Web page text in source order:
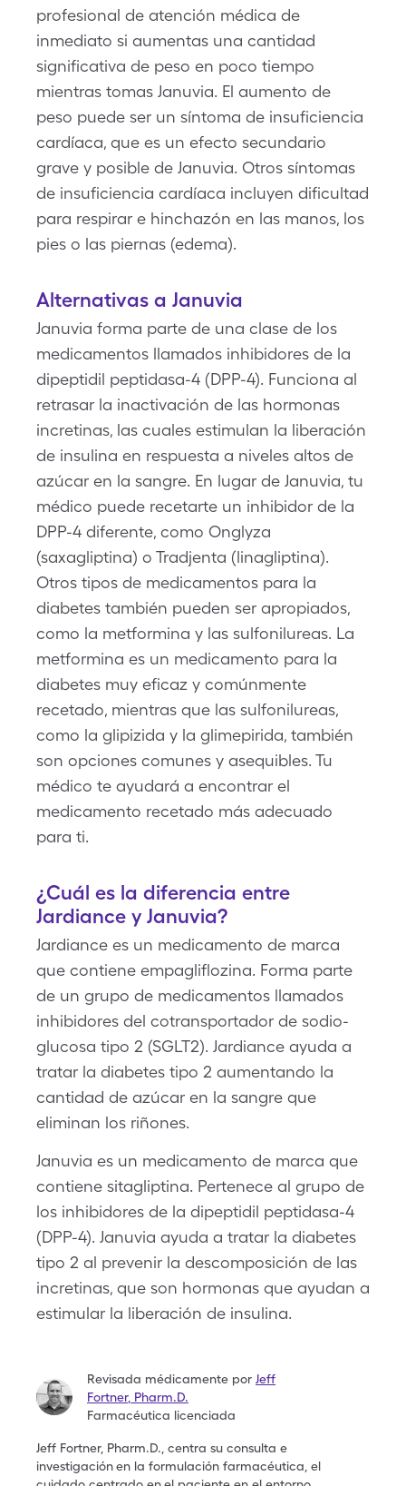
profesional de atención médica de
inmediato si aumentas una cantidad
significativa de peso en poco tiempo
mientras tomas Januvia. El aumento de
peso puede ser un síntoma de insuficiencia
cardíaca, que es un efecto secundario
grave y posible de Januvia. Otros síntomas
de insuficiencia cardíaca incluyen dificultad
para respirar e hinchazón en las manos, los
pies o las piernas (edema).
Alternativas a Januvia
Januvia forma parte de una clase de los
medicamentos llamados inhibidores de la
dipeptidil peptidasa-4 (DPP-4). Funciona al
retrasar la inactivación de las hormonas
incretinas, las cuales estimulan la liberación
de insulina en respuesta a niveles altos de
azúcar en la sangre. En lugar de Januvia, tu
médico puede recetarte un inhibidor de la
DPP-4 diferente, como Onglyza
(saxagliptina) o Tradjenta (linagliptina).
Otros tipos de medicamentos para la
diabetes también pueden ser apropiados,
como la metformina y las sulfonilureas. La
metformina es un medicamento para la
diabetes muy eficaz y comúnmente
recetado, mientras que las sulfonilureas,
como la glipizida y la glimepirida, también
son opciones comunes y asequibles. Tu
médico te ayudará a encontrar el
medicamento recetado más adecuado
para ti.
¿Cuál es la diferencia entre
Jardiance y Januvia?
Jardiance es un medicamento de marca
que contiene empagliflozina. Forma parte
de un grupo de medicamentos llamados
inhibidores del cotransportador de sodio-
glucosa tipo 2 (SGLT2). Jardiance ayuda a
tratar la diabetes tipo 2 aumentando la
cantidad de azúcar en la sangre que
eliminan los riñones.
Januvia es un medicamento de marca que
contiene sitagliptina. Pertenece al grupo de
los inhibidores de la dipeptidil peptidasa-4
(DPP-4). Januvia ayuda a tratar la diabetes
tipo 2 al prevenir la descomposición de las
incretinas, que son hormonas que ayudan a
estimular la liberación de insulina.
Revisada médicamente por Jeff
Fortner, Pharm.D.
Farmacéutica licenciada
Jeff Fortner, Pharm.D., centra su consulta e
investigaciónen la formulación farmacéutica, el